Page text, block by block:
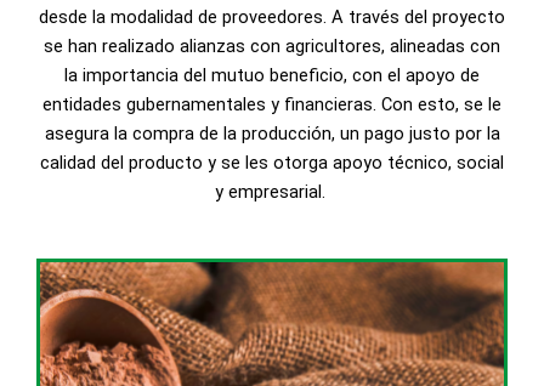
desde la modalidad de proveedores. A través del proyecto
se han realizado alianzas con agricultores, alineadas con
la importancia del mutuo beneficio, con el apoyo de
entidades gubernamentales y financieras. Con esto, se le
asegura la compra de la producción, un pago justo por la
calidad del producto y se les otorga apoyo técnico, social
y empresarial.